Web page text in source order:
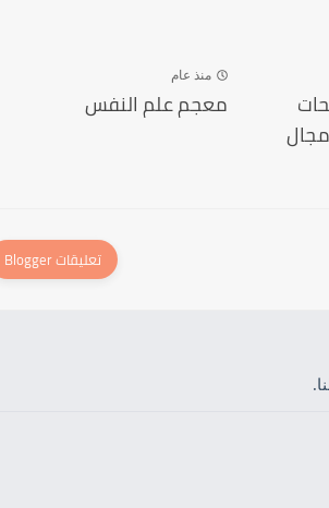
مجال
منذ عام
معجم علم النفس